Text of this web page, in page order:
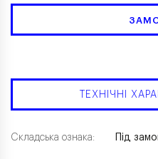
ТЕХНІЧНІ
Складська ознака: Під